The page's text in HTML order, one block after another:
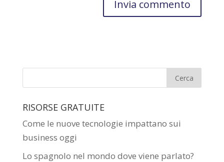
RISORSE GRATUITE
Come le nuove tecnologie impattano sui
business oggi
Lo spagnolo nel mondo dove viene parlato?